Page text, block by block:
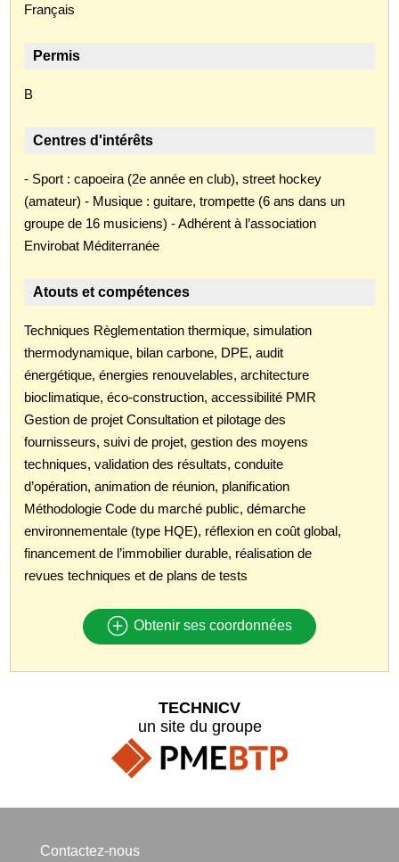
Français
Permis
B
Centres d'intérêts
- Sport : capoeira (2e année en club), street hockey
(amateur) - Musique : guitare, trompette (6 ans dans un
groupe de 16 musiciens) - Adhérent à l’association
Envirobat Méditerranée
Atouts et compétences
Techniques Règlementation thermique, simulation
thermodynamique, bilan carbone, DPE, audit
énergétique, énergies renouvelables, architecture
bioclimatique, éco-construction, accessibilité PMR
Gestion de projet Consultation et pilotage des
fournisseurs, suivi de projet, gestion des moyens
techniques, validation des résultats, conduite
d’opération, animation de réunion, planification
Méthodologie Code du marché public, démarche
environnementale (type HQE), réflexion en coût global,
financement de l’immobilier durable, réalisation de
revues techniques et de plans de tests
Obtenir ses coordonnées
TECHNICV
un site du groupe
Contactez-nous